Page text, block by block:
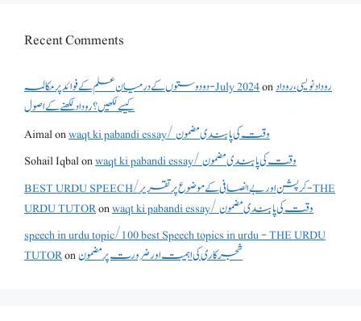
Recent Comments
دو دوستوں کے درمیان علم کے فوائد پر مکالمہ - July 2024onروداد نویسی ،روداد
کیسے لکھیں؟ روداد لکھنے کے اصول
Aimalon
waqt ki pabandi essay/ وقت کی پابندی مضمون
Sohail Iqbalon
waqt ki pabandi essay/ وقت کی پابندی مضمون
BEST URDU SPEECH/کرپشن اور بے انصافی کے موضوع پر تقریر - THE
URDU TUTORon
waqt ki pabandi essay/ وقت کی پابندی مضمون
speech in urdu topic/100 best Speech topics in urdu - THE URDU
TUTORonشجرکاری کی اہمیت اور ضرورت پر مضمون